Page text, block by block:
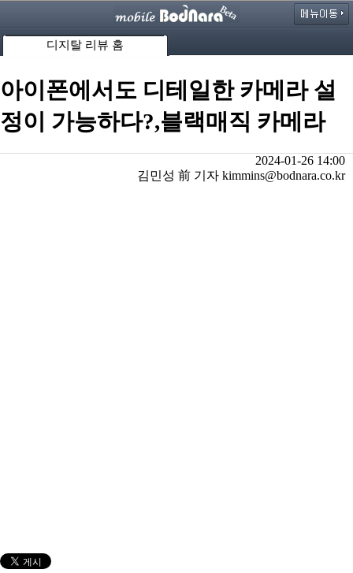
디지탈 리뷰 홈
아이폰에서도 디테일한 카메라 설
정이 가능하다?,블랙매직 카메라
2024-01-26 14:00
김민성 前 기자 kimmins@bodnara.co.kr